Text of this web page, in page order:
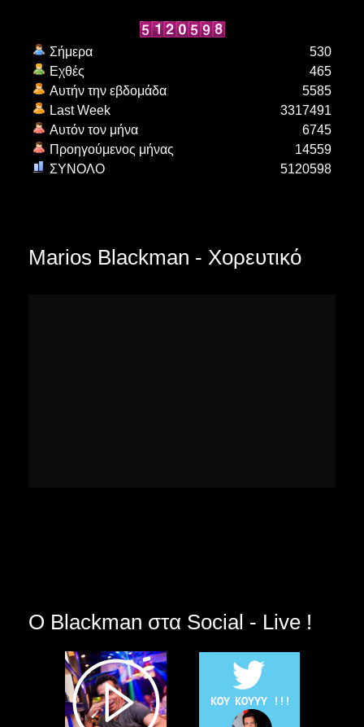
Σήμερα
Εχθές
Αυτήν την εβδομάδα
Last Week
Αυτόν τον μήνα
Προηγούμενος μήνας
ΣΥΝΟΛΟ
530
465
5585
3317491
6745
14559
5120598
Marios Blackman - Χορευτικό
Ο Blackman στα Social - Live !